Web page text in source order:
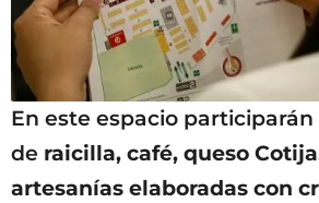
En este espacio
de raicilla, café, queso
artesanías elaboradas con